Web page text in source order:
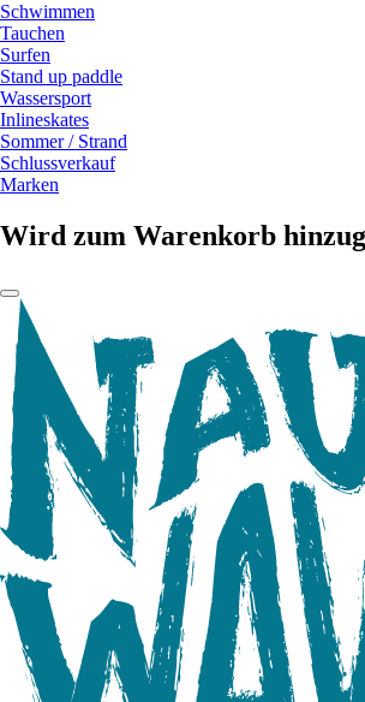
Schwimmen
Tauchen
Surfen
Stand up paddle
Wassersport
Inlineskates
Sommer / Strand
Schlussverkauf
Marken
Wird zum Warenkorb